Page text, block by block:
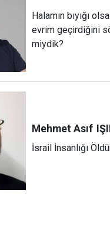
Halamın bıyığı
evrim geçirdiğini
miydik?
Mehmet Asıf
İsrail İnsanlığı